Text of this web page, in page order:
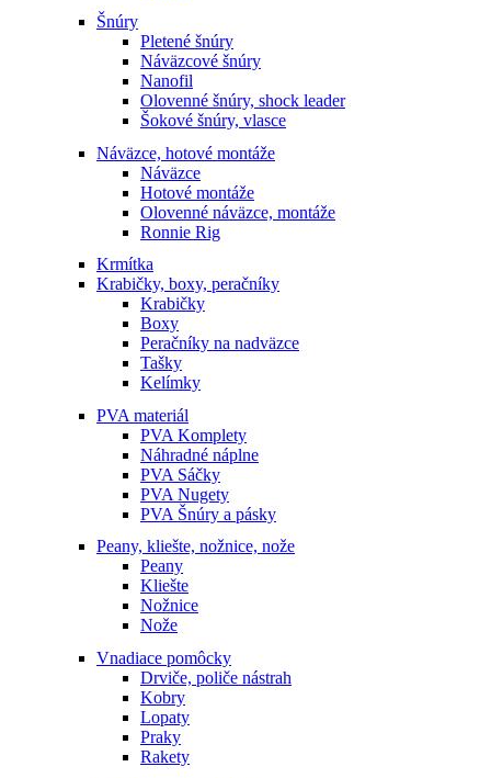
Šnúry
Pletené šnúry
Náväzcové šnúry
Nanofil
Olovenné šnúry, shock leader
Šokové šnúry, vlasce
Náväzce, hotové montáže
Náväzce
Hotové montáže
Olovenné náväzce, montáže
Ronnie Rig
Krmítka
Krabičky, boxy, peračníky
Krabičky
Boxy
Peračníky na nadväzce
Tašky
Kelímky
PVA materiál
PVA Komplety
Náhradné náplne
PVA Sáčky
PVA Nugety
PVA Šnúry a pásky
Peany, kliešte, nožnice, nože
Peany
Kliešte
Nožnice
Nože
Vnadiace pomôcky
Drviče, poliče nástrah
Kobry
Lopaty
Praky
Rakety